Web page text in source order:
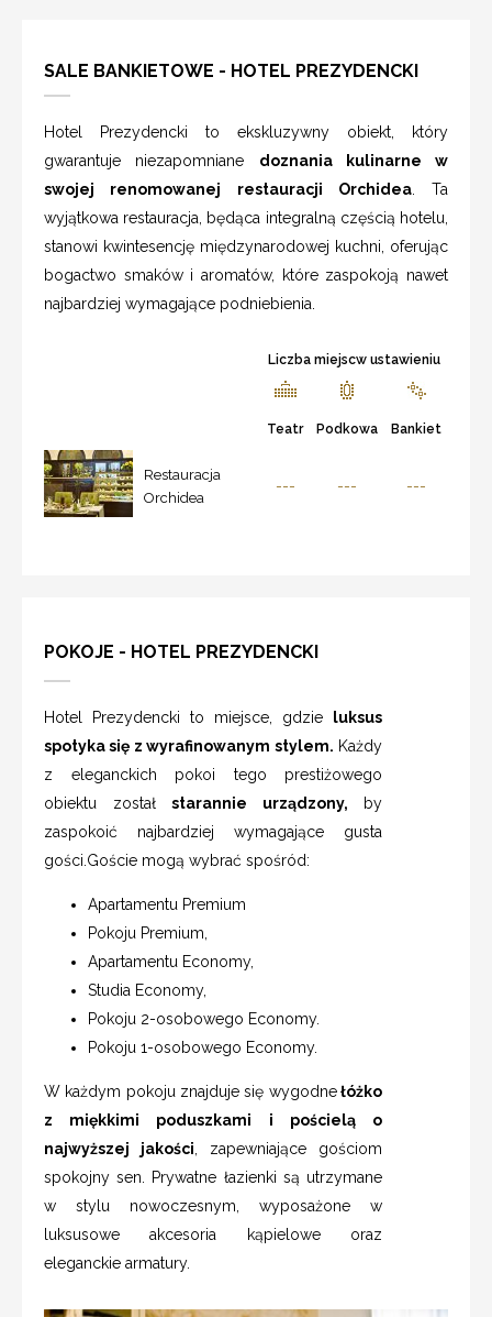
SALE BANKIETOWE - HOTEL PREZYDENCKI
Hotel Prezydencki to ekskluzywny obiekt, który
gwarantuje niezapomniane doznania kulinarne w
swojej renomowanej restauracji Orchidea. Ta
wyjątkowa restauracja, będąca integralną częścią hotelu,
stanowi kwintesencję międzynarodowej kuchni, oferując
bogactwo smaków i aromatów, które zaspokoją nawet
najbardziej wymagające podniebienia.
Liczba miejscw ustawieniu
Teatr Podkowa Bankiet
Restauracja
Orchidea
--- --- ---
POKOJE - HOTEL PREZYDENCKI
Hotel Prezydencki to miejsce, gdzie
luksus
spotyka się z wyrafinowanym stylem. Każdy
z eleganckich pokoi tego prestiżowego
obiektu został starannie urządzony, by
zaspokoić najbardziej wymagające gusta
gości.Goście mogą wybrać spośród:
Apartamentu Premium
Pokoju Premium,
Apartamentu Economy,
Studia Economy,
Pokoju 2-osobowego Economy.
Pokoju 1-osobowego Economy.
W każdym pokoju znajduje się wygodnełóżko
z miękkimi poduszkami i pościelą o
najwyższej jakości , zapewniające gościom
spokojny sen. Prywatne łazienki są utrzymane
w stylu nowoczesnym, wyposażone w
luksusowe akcesoria kąpielowe oraz
eleganckie armatury.